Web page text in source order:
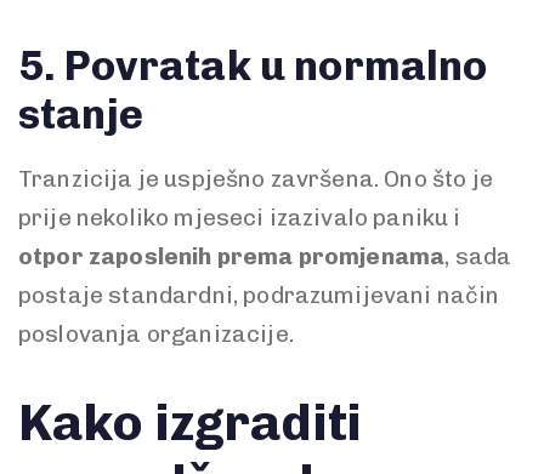
5. Povratak u normalno
stanje
Tranzicija je uspješno završena. Ono što je
prije nekoliko mjeseci izazivalo paniku i
otpor zaposlenih prema promjenama, sada
postaje standardni, podrazumijevani način
poslovanja organizacije.
Kako izgraditi